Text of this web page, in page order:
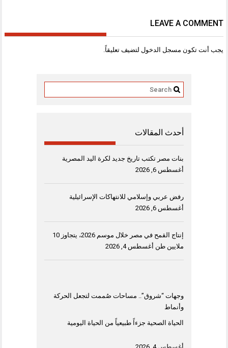
LEAVE A COMMENT
يجب أنت تكون مسجل الدخول لتضيف تعليقاً.
أحدث المقالات
بنات مصر تكتب تاريخ جديد لكرة اليد المصرية
أغسطس 6, 2026
رفض عربي وإسلامي للانتهاكات الإسرائيلية
أغسطس 6, 2026
إنتاج القمح في مصر خلال موسم 2026، يتجاوز 10
ملايين طن أغسطس 4, 2026
وجهات “شروق”.. مساحات صُممت لتجعل الحركة
وأنماط
الحياة الصحية جزءاً طبيعياً من الحياة اليومية